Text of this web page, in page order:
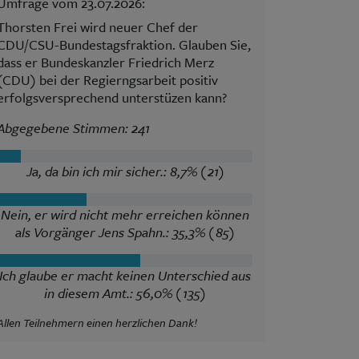
Frei wird neuer Chef der
CSU-Bundestagsfraktion. Glauben Sie,
er Bundeskanzler Friedrich Merz
bei der Regierngsarbeit positiv
unterstüzen kann?
Stimmen: 241
Ja, da bin ich mir sicher.: 8,7% (21)
Nein, er wird nicht mehr erreichen können
als Vorgänger Jens Spahn.: 35,3% (85)
Ich glaube er macht keinen Unterschied aus
in diesem Amt.: 56,0% (135)
Teilnehmern einen herzlichen Dank!